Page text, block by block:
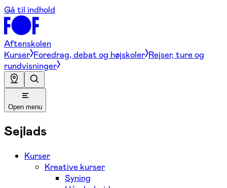
Gå til indhold
Aftenskolen
Kurser Foredrag, debat og højskoler Rejser, ture og
rundvisninger
Open menu
Sejlads
Kurser
Kreative kurser
Syning